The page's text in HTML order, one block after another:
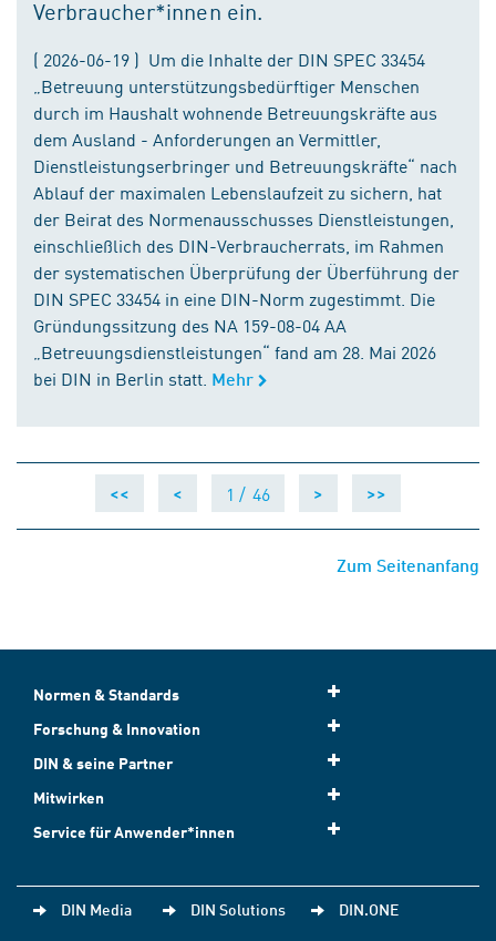
Verbraucher*innen ein.
( 2026-06-19 ) Um die Inhalte der DIN SPEC 33454
„Betreuung unterstützungsbedürftiger Menschen
durch im Haushalt wohnende Betreuungskräfte aus
dem Ausland - Anforderungen an Vermittler,
Dienstleistungserbringer und Betreuungskräfte“ nach
Ablauf der maximalen Lebenslaufzeit zu sichern, hat
der Beirat des Normenausschusses Dienstleistungen,
einschließlich des DIN-Verbraucherrats, im Rahmen
der systematischen Überprüfung der Überführung der
DIN SPEC 33454 in eine DIN-Norm zugestimmt. Die
Gründungssitzung des NA 159-08-04 AA
„Betreuungsdienstleistungen“ fand am 28. Mai 2026
bei DIN in Berlin statt. Mehr
<< < 1 / 46 > >>
Zum Seitenanfang
Normen & Standards
Forschung & Innovation
DIN & seine Partner
Mitwirken
Service für Anwender*innen
DIN Media DIN Solutions DIN.ONE